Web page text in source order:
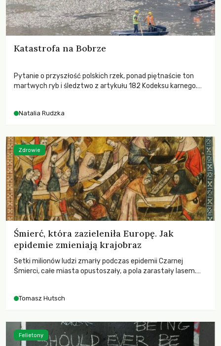
Katastrofa na Bobrze
Pytanie o przyszłość polskich rzek, ponad piętnaście ton
martwych ryb i śledztwo z artykułu 182 Kodeksu karnego.
zdarzeń prowadzących do biologicznej śmierci rzeki.
Natalia Rudzka
Śmierć, która zazieleniła Europę. Jak
epidemie zmieniają krajobraz
Setki milionów ludzi zmarły podczas epidemii Czarnej
Śmierci, całe miasta opustoszały, a pola zarastały lasem.
największych katastrof w swoich dziejach.
Tomasz Hutsch
Zdrowie
Felietony